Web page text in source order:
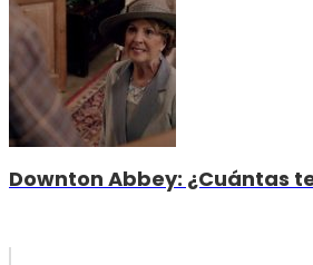
Downton Abbey: ¿Cuántas